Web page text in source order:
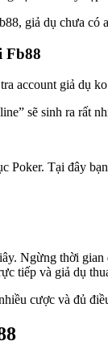
giả dụ chưa có
Fb88
account giả dụ
sẽ sinh ra rất
Poker. Tại đây
Ngừng thời
tiếp và giả dụ
cược và đủ